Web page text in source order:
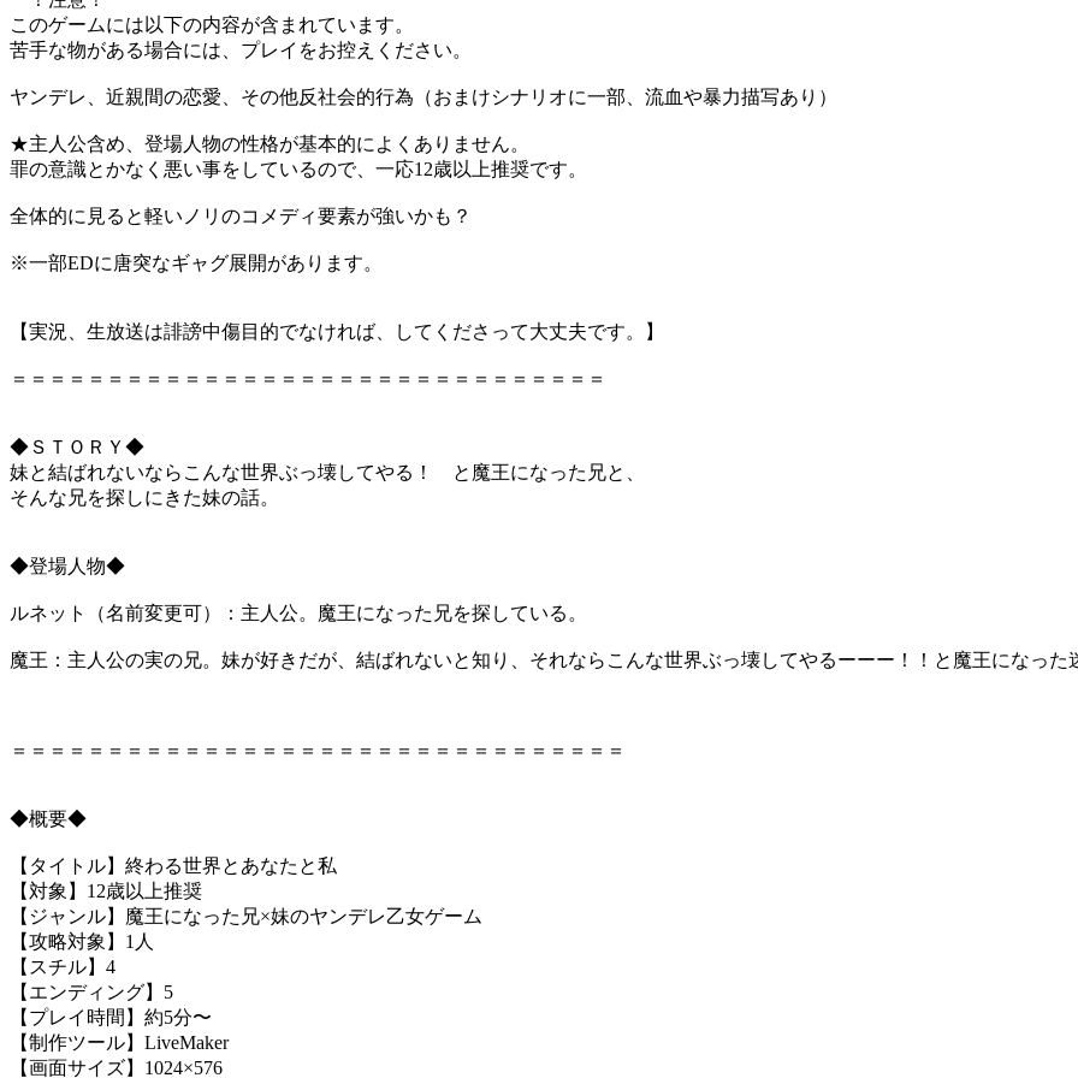
このゲームには以下の内容が含まれています。
苦手な物がある場合には、プレイをお控えください。
ヤンデレ、近親間の恋愛、その他反社会的行為（おまけシナリオに一部、流血や暴力描写あり）
★主人公含め、登場人物の性格が基本的によくありません。
罪の意識とかなく悪い事をしているので、一応12歳以上推奨です。
全体的に見ると軽いノリのコメディ要素が強いかも？
※一部EDに唐突なギャグ展開があります。
【実況、生放送は誹謗中傷目的でなければ、してくださって大丈夫です。】
＝＝＝＝＝＝＝＝＝＝＝＝＝＝＝＝＝＝＝＝＝＝＝＝＝＝＝＝＝＝＝
◆ＳＴＯＲＹ◆
妹と結ばれないならこんな世界ぶっ壊してやる！ と魔王になった兄と、
そんな兄を探しにきた妹の話。
◆登場人物◆
ルネット（名前変更可）：主人公。魔王になった兄を探している。
魔王：主人公の実の兄。妹が好きだが、結ばれないと知り、それならこんな世界ぶっ壊してやるーーー！！と魔王になった
＝＝＝＝＝＝＝＝＝＝＝＝＝＝＝＝＝＝＝＝＝＝＝＝＝＝＝＝＝＝＝＝
◆概要◆
【タイトル】終わる世界とあなたと私
【対象】12歳以上推奨
【ジャンル】魔王になった兄×妹のヤンデレ乙女ゲーム
【攻略対象】1人
【スチル】4
【エンディング】5
【プレイ時間】約5分〜
【制作ツール】LiveMaker
【画面サイズ】1024×576